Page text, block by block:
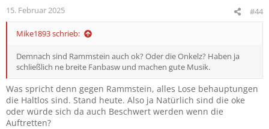
n
15. Februar 2025 #44
Mike1893 schrieb:
Demnach sind Rammstein auch ok? Oder die Onkelz? Haben ja
schließlich ne breite Fanbasw und machen gute Musik.
Was spricht denn gegen Rammstein, alles Lose behauptungen
die Haltlos sind. Stand heute. Also ja Natürlich sind die oke
oder würde sich da auch Beschwert werden wenn die
Auftretten?